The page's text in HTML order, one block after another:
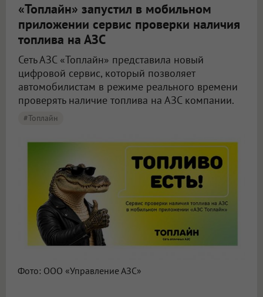
«Топлайн» запустил в мобильном
приложении сервис проверки наличия
топлива на АЗС
Сеть АЗС «Топлайн» представила новый
цифровой сервис, который позволяет
автомобилистам в режиме реального времени
проверять наличие топлива на АЗС компании.
#Топлайн
Фото: ООО «Управление АЗС»